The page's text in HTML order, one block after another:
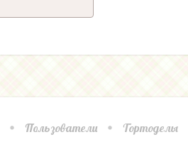
Пользователи Тортоделы